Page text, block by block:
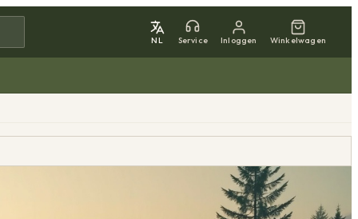
NL Service Inloggen Winkelwagen